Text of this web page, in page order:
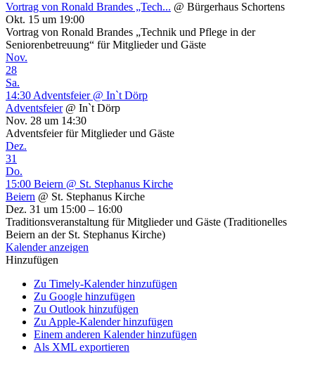
Vortrag von Ronald Brandes „Tech... @ Bürgerhaus Schortens
Okt. 15 um 19:00
Vortrag von Ronald Brandes „Technik und Pflege in der
Seniorenbetreuung“ für Mitglieder und Gäste
Nov.
28
Sa.
14:30 Adventsfeier @ In`t Dörp
Adventsfeier @ In`t Dörp
Nov. 28 um 14:30
Adventsfeier für Mitglieder und Gäste
Dez.
31
Do.
15:00 Beiern @ St. Stephanus Kirche
Beiern @ St. Stephanus Kirche
Dez. 31 um 15:00 – 16:00
Traditionsveranstaltung für Mitglieder und Gäste (Traditionelles
Beiern an der St. Stephanus Kirche)
Kalender anzeigen
Hinzufügen
Zu Timely-Kalender hinzufügen
Zu Google hinzufügen
Zu Outlook hinzufügen
Zu Apple-Kalender hinzufügen
Einem anderen Kalender hinzufügen
Als XML exportieren